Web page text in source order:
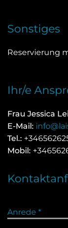
Sonstiges
Reservierung
Ihr/e
Frau Jessica
E-Mail:
Tel.:
Mobil:
Anrede *